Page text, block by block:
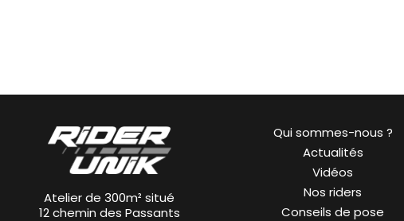
Atelier de 300m² situé
12 chemin des Passants
Qui sommes-nous ?
Actualités
Vidéos
Nos riders
Conseils de pose